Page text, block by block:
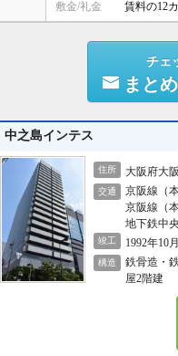
敷金/礼金
賃料の12
チェ
まと
中之島インテス
住所 大阪府大
交通
京阪線（
京阪線（
地下鉄中
竣工 1992年10
構造
鉄骨造・
屋2階建